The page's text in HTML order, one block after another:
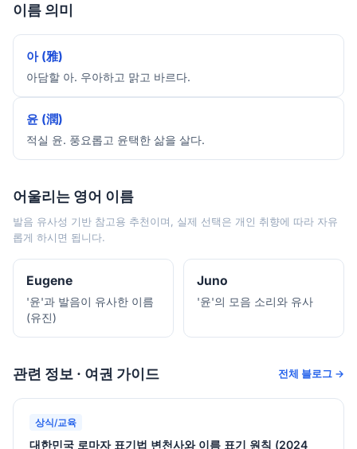
이름 의미
아 (雅)
아담할 아. 우아하고 맑고 바르다.
윤 (潤)
적실 윤. 풍요롭고 윤택한 삶을 살다.
어울리는 영어 이름
발음 유사성 기반 참고용 추천이며, 실제 선택은 개인 취향에 따라 자유
롭게 하시면 됩니다.
Eugene
'윤'과 발음이 유사한 이름
(유진)
Juno
'윤'의 모음 소리와 유사
관련 정보 · 여권 가이드 전체 블로그 →
상식/교육
대한민국 로마자 표기법 변천사와 이름 표기 원칙 (2024